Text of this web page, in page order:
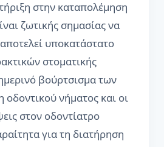
στην καταπολέμηση
ζωτικής σημασίας να
υποκατάστατο
στοματικής
βούρτσισμα των
οδοντικού νήματος και οι
στον οδοντίατρο
για τη διατήρηση